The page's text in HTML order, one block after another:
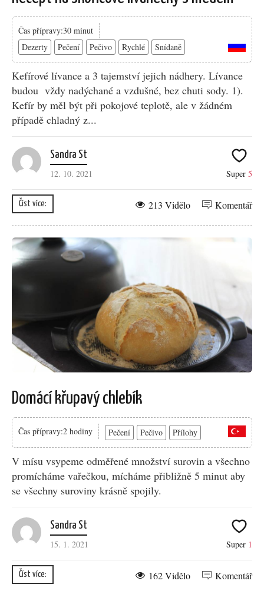
Čas přípravy:30 minut
Dezerty
Pečení Pečivo Rychlé Snídaně
Kefírové lívance a 3 tajemství jejich nádhery. Lívance
budou vždy nadýchané a vzdušné, bez chuti sody. 1).
Kefír by měl být při pokojové teplotě, ale v žádném
případě chladný z...
Sandra St
12. 10. 2021
Super 5
Číst více: Komentář
213 Vidělo
Domácí křupavý chlebík
Čas přípravy:2 hodiny Pečení Pečivo Přílohy
V mísu vsypeme odměřené množství surovin a všechno
promícháme vařečkou, mícháme přibližně 5 minut aby
se všechny suroviny krásně spojily.
Sandra St
15. 1. 2021
Super 1
Číst více: Komentář
162 Vidělo